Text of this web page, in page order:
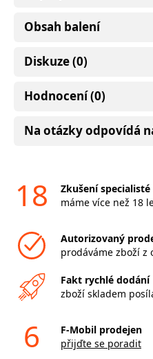
Obsah balení
Diskuze (0)
Hodnocení (0)
Na otázky odpovídá
18
Zkušení specialisté
máme více než 18
Autorizovaný
prodáváme zboží z
Fakt rychlé dodání
zboží skladem
6
F-Mobil prodejen
přijďte se poradit